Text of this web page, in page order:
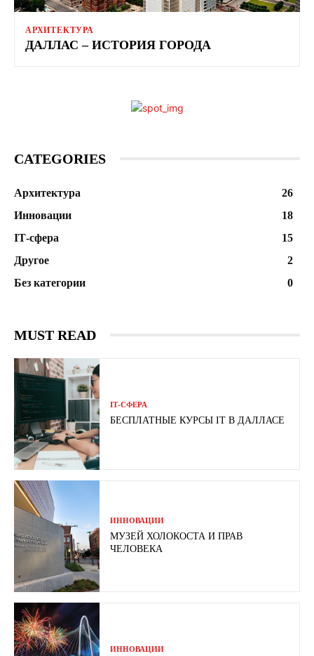
АРХИТЕКТУРА
ДАЛЛАС – ИСТОРИЯ ГОРОДА
CATEGORIES
Архитектура
26
Инновации
18
ІТ-сфера
15
Другое
2
Без категории
0
MUST READ
ІТ-СФЕРА
БЕСПЛАТНЫЕ КУРСЫ IT В ДАЛЛАСЕ
ИННОВАЦИИ
МУЗЕЙ ХОЛОКОСТА И ПРАВ
ЧЕЛОВЕКА
ИННОВАЦИИ